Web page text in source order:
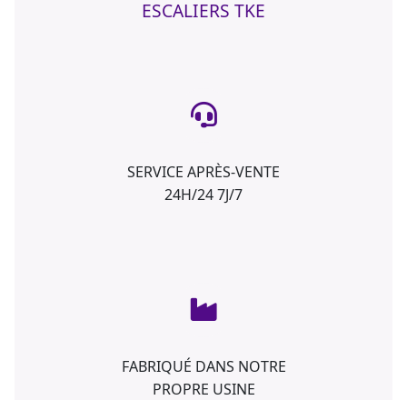
ESCALIERS TKE
SERVICE APRÈS-VENTE
24H/24 7J/7
FABRIQUÉ DANS NOTRE
PROPRE USINE